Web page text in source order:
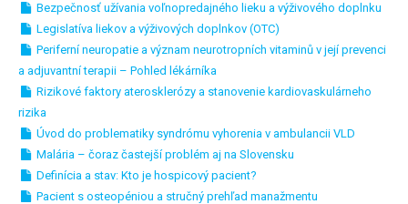
Bezpečnosť užívania voľnopredajného lieku a výživového doplnku
Legislatíva liekov a výživových doplnkov (OTC)
Periferní neuropatie a význam neurotropních vitaminů v její prevenci
a adjuvantní terapii – Pohled lékárníka
Rizikové faktory aterosklerózy a stanovenie kardiovaskulárneho
rizika
Úvod do problematiky syndrómu vyhorenia v ambulancii VLD
Malária – čoraz častejší problém aj na Slovensku
Definícia a stav: Kto je hospicový pacient?
Pacient s osteopéniou a stručný prehľad manažmentu